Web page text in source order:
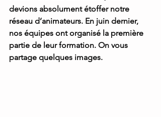
devions absolument étoffer notre
réseau d’animateurs. En juin dernier,
nos équipes ont organisé la première
partie de leur formation. On vous
partage quelques images.